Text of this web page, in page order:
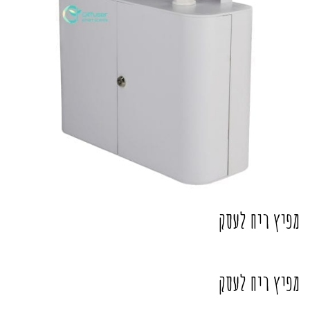
מפיץ ריח לעסק
מפיץ ריח לעסק